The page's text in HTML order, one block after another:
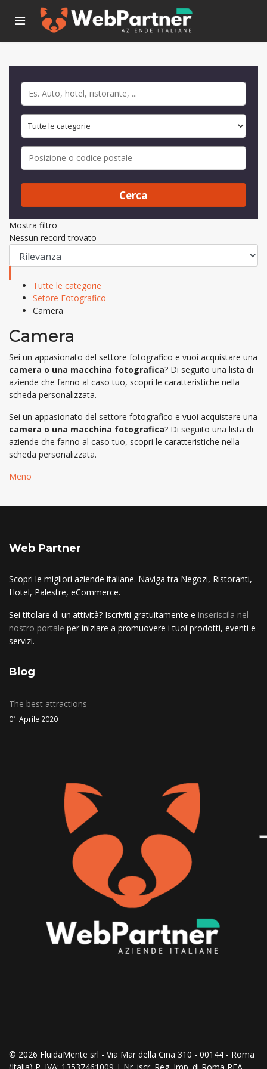
Cerca
Mostra filtro
Nessun record trovato
Tutte le categorie
Setore Fotografico
Camera
Camera
Sei un appasionato del settore fotografico e vuoi acquistare una
camera o una macchina fotografica? Di seguito una lista di
aziende che fanno al caso tuo, scopri le caratteristiche nella
scheda personalizzata.
Sei un appasionato del settore fotografico e vuoi acquistare una
camera o una macchina fotografica? Di seguito una lista di
aziende che fanno al caso tuo, scopri le caratteristiche nella
scheda personalizzata.
Meno
Web Partner
Scopri le migliori aziende italiane. Naviga tra Negozi, Ristoranti,
Hotel, Palestre, eCommerce.
Sei titolare di un'attività? Iscriviti gratuitamente e inseriscila nel
nostro portale per iniziare a promuovere i tuoi prodotti, eventi e
servizi.
Blog
The best attractions
01 Aprile 2020
© 2026 FluidaMente srl - Via Mar della Cina 310 - 00144 - Roma